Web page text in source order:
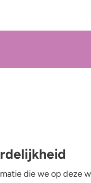
Promillage calculator
Alcohol en opvoeden
die we op deze